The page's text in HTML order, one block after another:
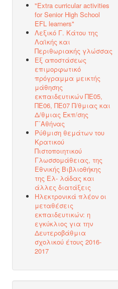
"Εxtra curricular activities
for Senior High School
EFL learners"
Λεξικό Γ. Κάτου της
Λαϊκής και
Περιθωριακής γλώσσας
Εξ αποστάσεως
επιμορφωτικό
πρόγραμμα μεικτής
μάθησης
εκπαιδευτικών ΠΕ05,
ΠΕ06, ΠΕ07 Π/θμιας και
Δ/θμιας Εκπ/σης
Γ΄Αθήνας
Ρύθμιση θεμάτων του
Κρατικού
Πιστοποιητικού
Γλωσσομάθειας, της
Εθνικής Βιβλιοθήκης
της Ελ- λάδας και
άλλες διατάξεις
Ηλεκτρονικά πλέον οι
μεταθέσεις
εκπαιδευτικών: η
εγκύκλιος για την
Δευτεροβάθμια
σχολικού έτους 2016-
2017